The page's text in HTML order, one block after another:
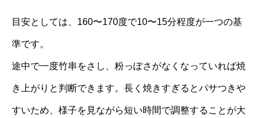
目安としては、160〜170度で10〜15分程度が一つの基
準です。
途中で一度竹串をさし、粉っぽさがなくなっていれば焼
き上がりと判断できます。長く焼きすぎるとパサつきや
すいため、様子を見ながら短い時間で調整することが大